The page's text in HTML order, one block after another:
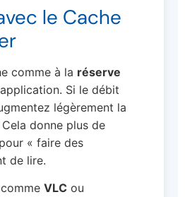
le Cache
comme à la réserve
Si le débit
légèrement la
donne plus de
« faire des
de lire.
VLC ou